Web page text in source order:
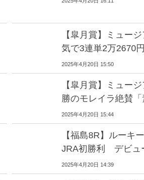
【皐月賞】ミュー
気で3連単2万2670円
2025年4月20日 15:50
【皐月賞】ミュー
勝のモレイラ絶賛「
2025年4月20日 15:44
【福島8R】ルーキ
JRA初勝利 デビュ
2025年4月20日 14:39